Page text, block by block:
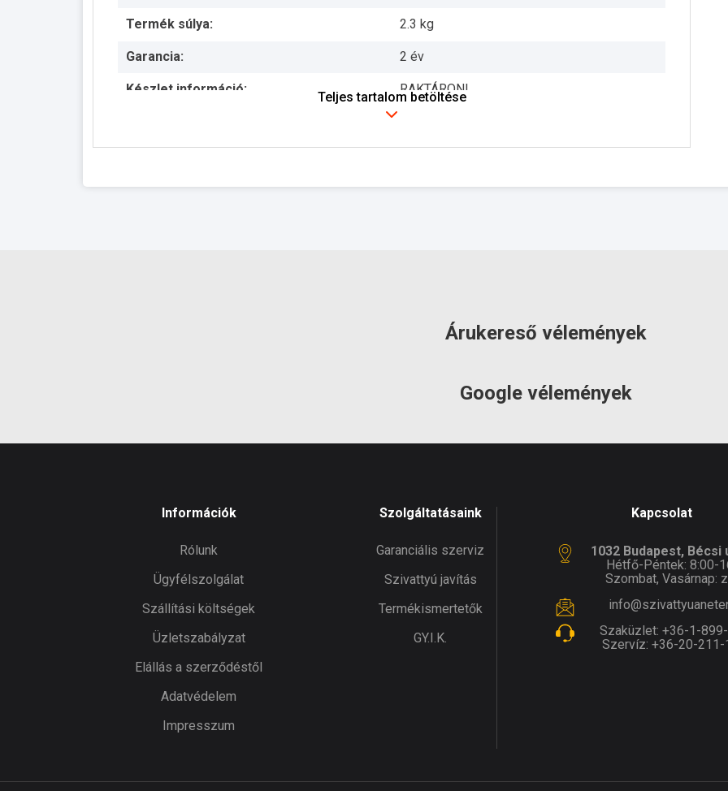
Termék súlya: 2.3 kg
Garancia: 2 év
Készlet információ: RAKTÁRON!
Teljes tartalom betöltése
Árukereső vélemények
Google vélemények
Információk
Rólunk
Ügyfélszolgálat
Szállítási költségek
Üzletszabályzat
Elállás a szerződéstől
Adatvédelem
Impresszum
Szolgáltatásaink
Garanciális szerviz
Szivattyú javítás
Termékismertetők
GY.I.K.
Kapcsolat
1032 Budapest, Bécsi
Hétfő-Péntek: 8:00-
Szombat, Vasárnap:
Szaküzlet: +36-1-
Szervíz: +36-20-211-